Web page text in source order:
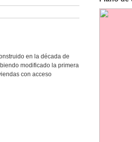
en la década de
modificado la primera
con acceso